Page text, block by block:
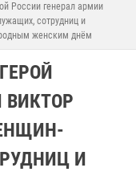
России генерал армии
сотрудниц и
женским днём
ВИКТОР
И